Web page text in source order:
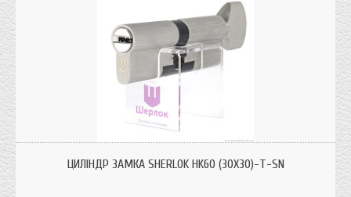
системою захисту від висвердлювання, від вибивання.
ЦИЛІНДР ЗАМКА SHERLOK HK60 (30Х30)-Т-SN